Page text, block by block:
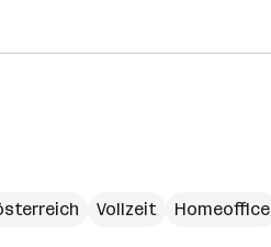
Vollzeit Homeoffice